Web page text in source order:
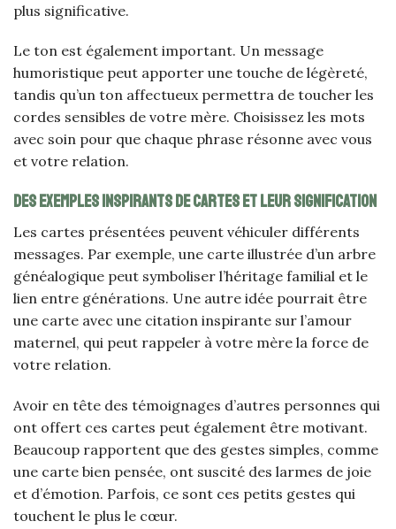
plus significative.
Le ton est également important. Un message
humoristique peut apporter une touche de légèreté,
tandis qu’un ton affectueux permettra de toucher les
cordes sensibles de votre mère. Choisissez les mots
avec soin pour que chaque phrase résonne avec vous
et votre relation.
Des exemples inspirants de cartes et leur signification
Les cartes présentées peuvent véhiculer différents
messages. Par exemple, une carte illustrée d’un arbre
généalogique peut symboliser l’héritage familial et le
lien entre générations. Une autre idée pourrait être
une carte avec une citation inspirante sur l’amour
maternel, qui peut rappeler à votre mère la force de
votre relation.
Avoir en tête des témoignages d’autres personnes qui
ont offert ces cartes peut également être motivant.
Beaucoup rapportent que des gestes simples, comme
une carte bien pensée, ont suscité des larmes de joie
et d’émotion. Parfois, ce sont ces petits gestes qui
touchent le plus le cœur.